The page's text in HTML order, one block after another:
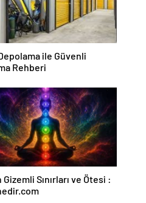
ile Güvenli
Rehberi
Sınırları ve Ötesi :